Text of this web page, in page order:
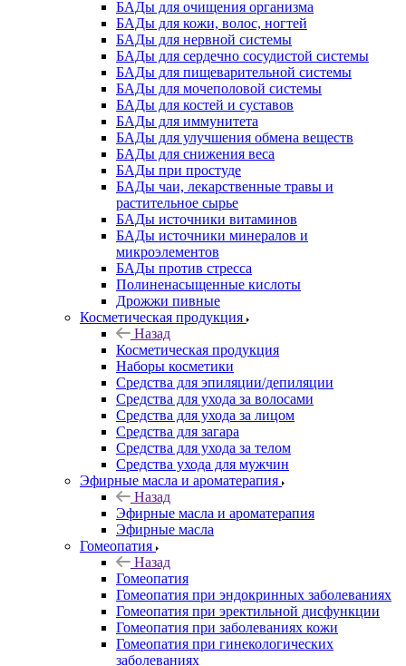
БАДы для очищения организма
БАДы для кожи, волос, ногтей
БАДы для нервной системы
БАДы для сердечно сосудистой системы
БАДы для пищеварительной системы
БАДы для мочеполовой системы
БАДы для костей и суставов
БАДы для иммунитета
БАДы для улучшения обмена веществ
БАДы для снижения веса
БАДы при простуде
БАДы чаи, лекарственные травы и
растительное сырье
БАДы источники витаминов
БАДы источники минералов и
микроэлементов
БАДы против стресса
Полиненасыщенные кислоты
Дрожжи пивные
Косметическая продукция
Назад
Косметическая продукция
Наборы косметики
Средства для эпиляции/депиляции
Средства для ухода за волосами
Средства для ухода за лицом
Средства для загара
Средства для ухода за телом
Средства ухода для мужчин
Эфирные масла и ароматерапия
Назад
Эфирные масла и ароматерапия
Эфирные масла
Гомеопатия
Назад
Гомеопатия
Гомеопатия при эндокринных заболеваниях
Гомеопатия при эректильной дисфункции
Гомеопатия при заболеваниях кожи
Гомеопатия при гинекологических
заболеваниях